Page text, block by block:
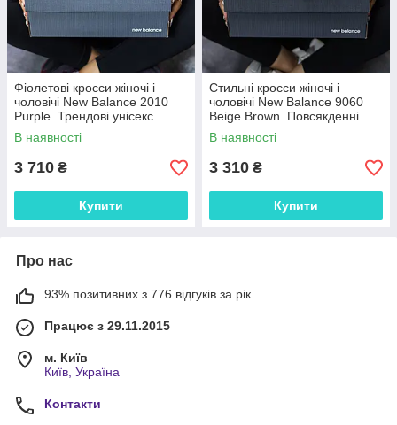
Фіолетові кросси жіночі і
чоловічі New Balance 2010
Purple. Трендові унісекс
кроссівки Нью Беленс 2010.
В наявності
3 710 ₴
Купити
Стильні кросси жіночі і
чоловічі New Balance 9060
Beige Brown. Повсякденні
унісекс кроссівки Нью Беленс
9060.
В наявності
3 310 ₴
Купити
Про нас
93% позитивних з 776 відгуків за рік
Працює з 29.11.2015
м. Київ
Київ, Україна
Контакти